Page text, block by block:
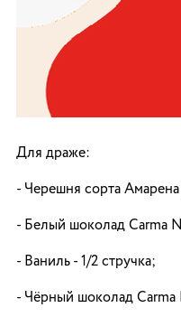
Для драже:
- Черешня сорта
- Белый шоколад Carma
- Ваниль - 1/2 стручка;
- Чёрный шоколад Carma